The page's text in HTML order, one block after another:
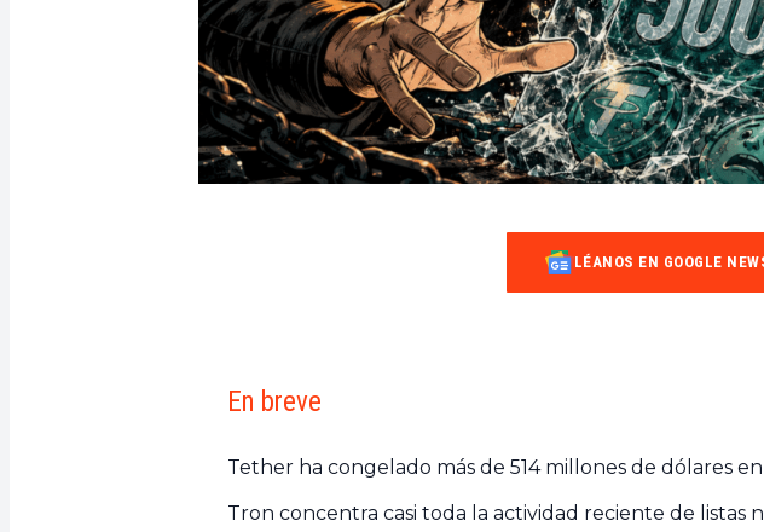
LÉANOS EN GOOGLE
En breve
Tether ha congelado más de 514 millones de dólares
Tron concentra casi toda la actividad reciente de listas